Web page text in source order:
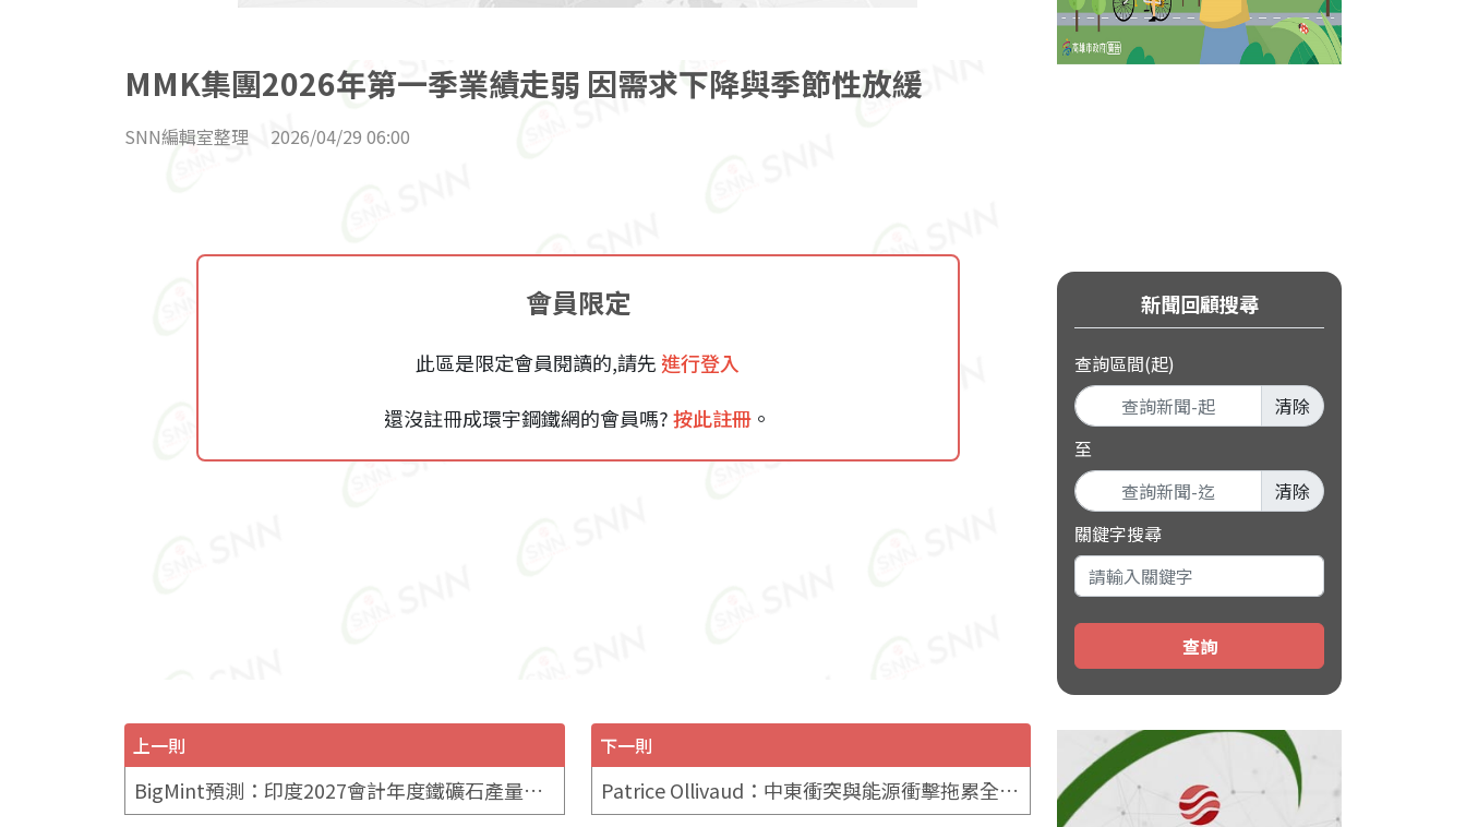
MMK集團2026年第一季業績走弱 因需求下降與季節性放緩
SNN編輯室整理 2026/04/29 06:00
會員限定
此區是限定會員閱讀的,請先 進行登入
還沒註冊成環宇鋼鐵網的會員嗎?按此註冊 。
上一則
BigMint預測：印度2027會計年度鐵礦石產量將年增8%
下一則
Patrice Ollivaud：中東衝突與能源衝擊拖累全球增長前景
新聞回顧搜尋
查詢區間(起)
清除
至
清除
關鍵字搜尋
查詢